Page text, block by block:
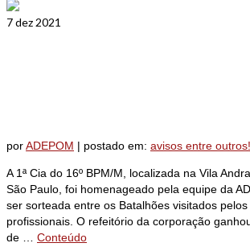
7dez 2021
porADEPOM | postado em: avisos entre outros!
A 1ª Cia do 16º BPM/M, localizada na Vila
São Paulo, foi homenageado pela equipe da
ser sorteada entre os Batalhões visitados
profissionais. O refeitório da corporação
de … Conteúdo